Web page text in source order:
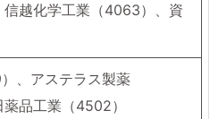
越化学工業（4063）、資
、アステラス製薬
品工業（4502）